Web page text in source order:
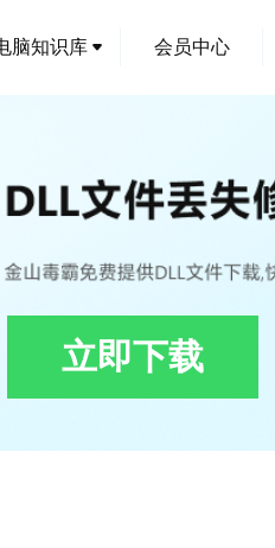
脑知识库 会员中心
立即下载
下